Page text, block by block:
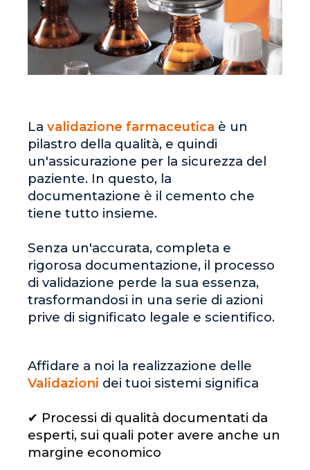
La validazione farmaceutica è un
pilastro della qualità, e quindi
un'assicurazione per la sicurezza del
paziente. In questo, la
documentazione è il cemento che
tiene tutto insieme.
Senza un'accurata, completa e
rigorosa documentazione, il processo
di validazione perde la sua essenza,
trasformandosi in una serie di azioni
prive di significato legale e scientifico.
Affidare a noi la realizzazione delle
Validazioni dei tuoi sistemi significa
✔ Processi di qualità documentati da
esperti, sui quali poter avere anche un
margine economico